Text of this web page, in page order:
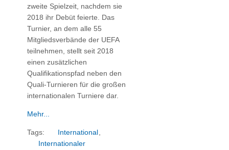
zweite Spielzeit, nachdem sie
2018 ihr Debüt feierte. Das
Turnier, an dem alle 55
Mitgliedsverbände der UEFA
teilnehmen, stellt seit 2018
einen zusätzlichen
Qualifikationspfad neben den
Quali-Turnieren für die großen
internationalen Turniere dar.
Mehr...
Tags: International
Internationaler